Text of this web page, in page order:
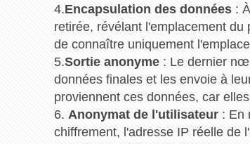
4.Encapsulation des données:
retirée, révélant l'emplacement
de connaître uniquement
5.Sortie anonyme: Le dernier
données finales et les envoie à
proviennent ces données, car
6. Anonymat de l'utilisateur: En
chiffrement, l'adresse IP réelle de